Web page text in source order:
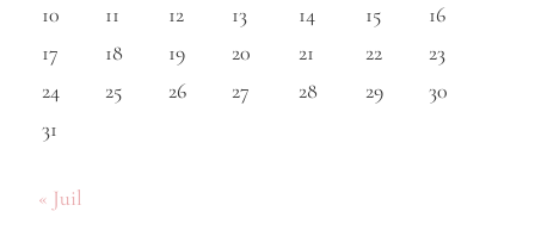
10
11 12 13 14 15
16
17
18 19 20 21 22
23
24
25 26 27 28 29
30
31
« Juil